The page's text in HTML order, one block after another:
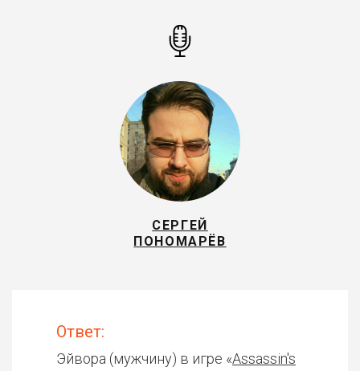
СЕРГЕЙ
ПОНОМАРЁВ
Ответ:
Эйвора (мужчину) в игре «Assassin's